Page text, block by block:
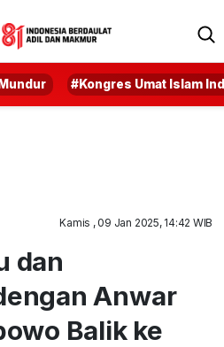
#Kongres Umat Islam
Kamis , 09 Jan 2025, 14:42 WIB
dan
Anwar
Balik ke